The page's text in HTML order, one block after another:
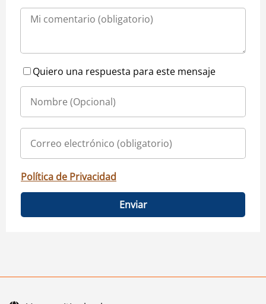
Quiero una respuesta para este mensaje
Política de Privacidad
Enviar